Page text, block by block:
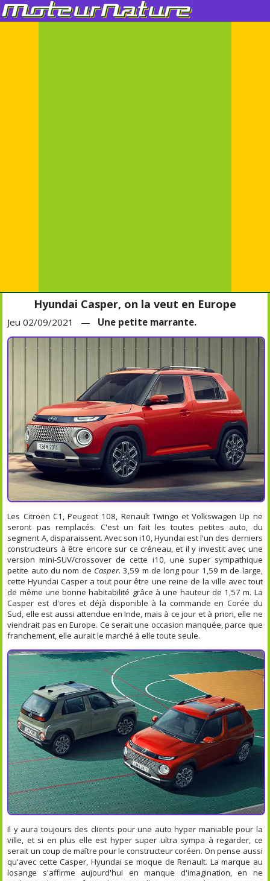
Hyundai Casper, on la veut en Europe
Jeu 02/09/2021 — Une petite marrante.
Les Citroën C1, Peugeot 108, Renault Twingo et Volkswagen Up ne
seront pas remplacés. C'est un fait les toutes petites auto, du
segment A, disparaissent. Avec son i10, Hyundai est l'un des derniers
constructeurs à être encore sur ce créneau, et il y investit avec une
version mini-SUV/crossover de cette i10, une super sympathique
petite auto du nom de Casper. 3,59 m de long pour 1,59 m de large,
cette Hyundai Casper a tout pour être une reine de la ville avec tout
de même une bonne habitabilité grâce à une hauteur de 1,57 m. La
Casper est d'ores et déjà disponible à la commande en Corée du
Sud, elle est aussi attendue en Inde, mais à ce jour et à priori, elle ne
viendrait pas en Europe. Ce serait une occasion manquée, parce que
franchement, elle aurait le marché à elle toute seule.
Il y aura toujours des clients pour une auto hyper maniable pour la
ville, et si en plus elle est hyper super ultra sympa à regarder, ce
serait un coup de maître pour le constructeur coréen. On pense aussi
qu'avec cette Casper, Hyundai se moque de Renault. La marque au
losange s'affirme aujourd'hui en manque d'imagination, en ne